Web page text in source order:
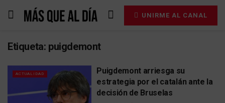
UNIRME AL CANAL
Etiqueta: puigdemont
ACTUALIDAD
Puigdemont arriesga su
estrategia por el catalán ante la
decisión de Bruselas